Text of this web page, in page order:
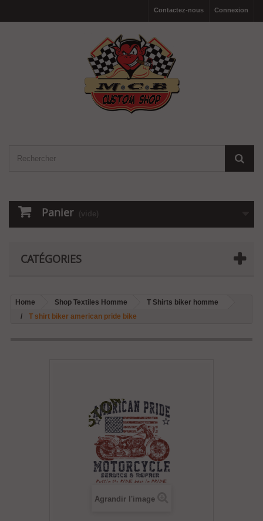
Connexion
Contactez-nous
Panier (vide)
CATÉGORIES
Home Shop Textiles Homme
T Shirts biker homme
T shirt biker american pride bike
Agrandir l'image